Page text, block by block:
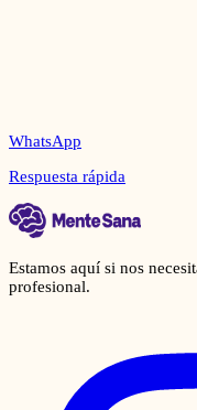
WhatsApp
Respuesta rápida
Estamos aquí si nos
profesional.